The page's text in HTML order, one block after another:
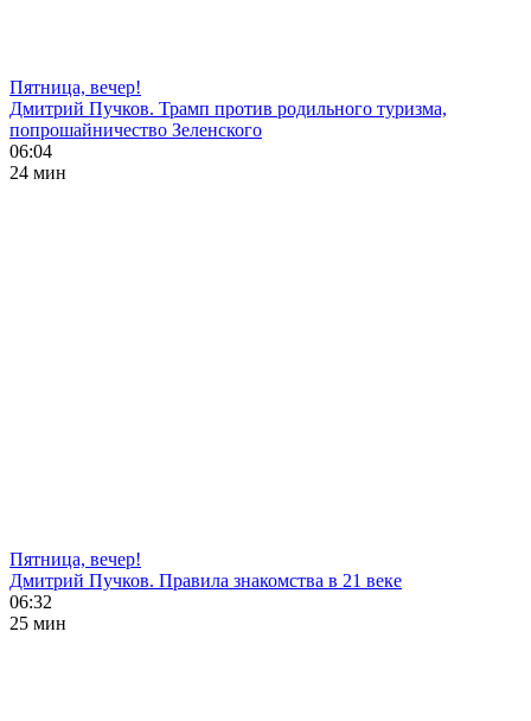
Пятница, вечер!
Дмитрий Пучков. Трамп против родильного туризма,
попрошайничество Зеленского
06:04
24 мин
Пятница, вечер!
Дмитрий Пучков. Правила знакомства в 21 веке
06:32
25 мин